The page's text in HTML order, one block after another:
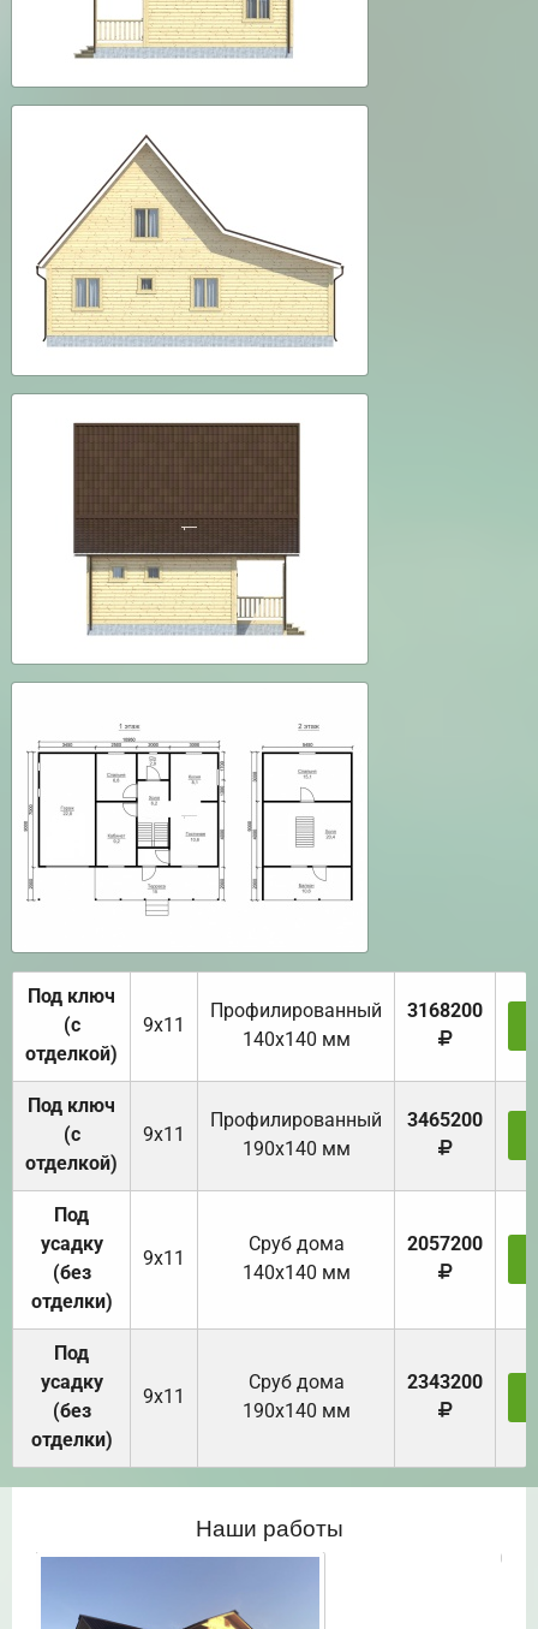
Под ключ
(с
отделкой)
9х11
Профилированный
140х140 мм
3168200
Под ключ
(с
отделкой)
9х11
Профилированный
190х140 мм
3465200
Под
усадку
(без
отделки)
9х11
Cруб дома
140х140 мм
2057200
Под
усадку
(без
отделки)
9х11
Cруб дома
190х140 мм
2343200
Наши работы